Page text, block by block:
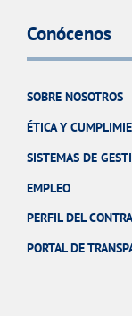
Conócenos
SOBRE NOSOTROS
ÉTICA Y
SISTEMAS DE
EMPLEO
PERFIL DEL
PORTAL DE